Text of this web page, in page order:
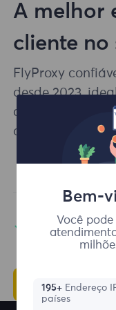
A melhor
cliente no
FlyProxy
desde 2023,
conteúdo
de web crawling.
Suporte
Bem-
Você
195+Endereço
países